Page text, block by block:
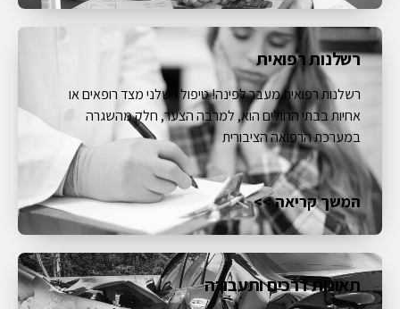
רשלנות רפואית
רשלנות רפואית מעבר לפינה! טיפול רשלני מצד רופאים או
אחיות בבתי החולים הוא, למרבה הצער, חלק מהשגרה
במערכת הרפואה הציבורית
המשך קריאה >>
תאונות דרכים ותעבורה